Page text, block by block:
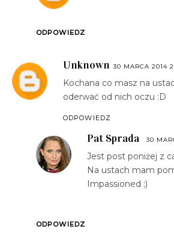
ODPOWIEDZ
Unknown 30 MARCA 2014
Kochana co masz na
oderwać od nich oczu :D
ODPOWIEDZ
Pat Sprada 30
Jest post poniżej z
Na ustach mam
Impassioned ;)
ODPOWIEDZ